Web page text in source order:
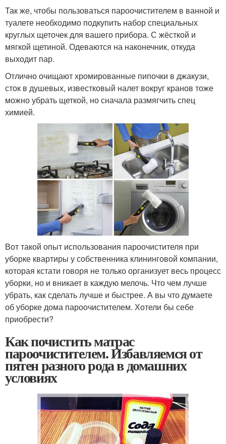
Так же, чтобы пользоваться пароочистителем в ванной и
туалете необходимо подкупить набор специальных
круглых щеточек для вашего прибора. С жёсткой и
мягкой щетиной. Одеваются на наконечник, откуда
выходит пар.
Отлично очищают хромированные пипочки в джакузи,
сток в душевых, известковый налет вокруг кранов тоже
можно убрать щеткой, но сначала размягчить спец
химией.
Вот такой опыт использования пароочистителя при
уборке квартиры у собственника клининговой компании,
которая кстати говоря не только организует весь процесс
уборки, но и вникает в каждую мелочь. Что чем лучше
убрать, как сделать лучше и быстрее. А вы что думаете
об уборке дома пароочистителем. Хотели бы себе
приобрести?
Как почистить матрас
пароочистителем. Избавляемся от
пятен разного рода в домашних
условиях